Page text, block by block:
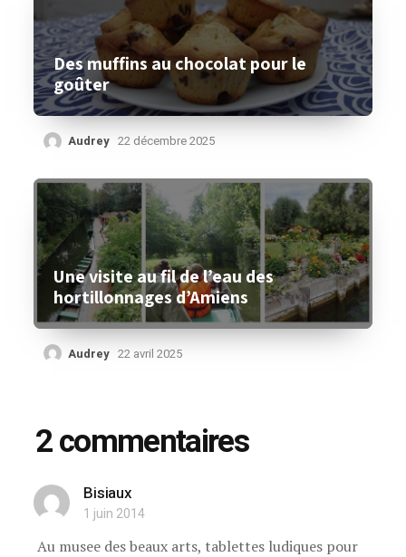
Des muffins au chocolat pour le
goûter
Audrey 22 décembre 2025
Une visite au fil de l’eau des
hortillonnages d’Amiens
Audrey 22 avril 2025
2 commentaires
Bisiaux
1 juin 2014
Au musee des beaux arts, tablettes ludiques pour